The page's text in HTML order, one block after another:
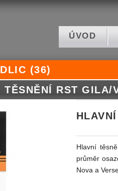
ÚVOD
(36)
TĚSNĚNÍ RST GILA/
Hlavní
průměr
Nova a